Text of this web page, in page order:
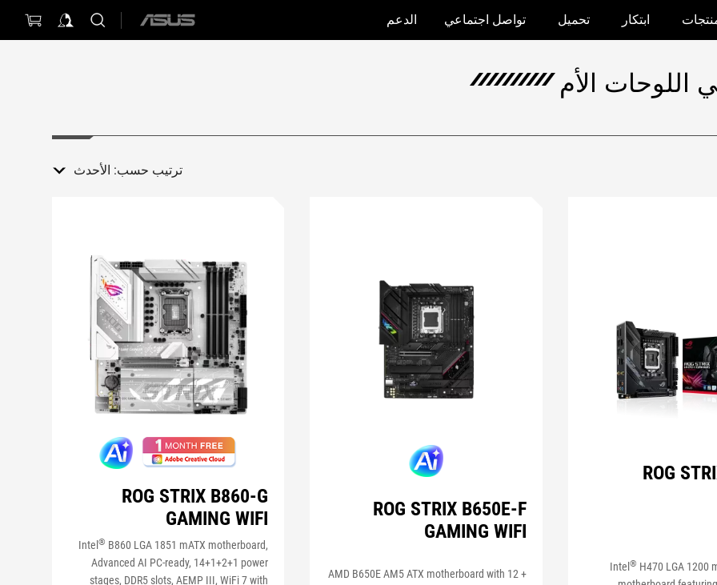
ابتكار تحميل تواصل اجتماعي الدعم
ASUS
ترتيب حسب: الأحدث
ROG
Intel® H470 LGA 1200
ROG STRIX B650E-F
GAMING WIFI
AMD B650E AM5 ATX motherboard with 12 +
ROG STRIX B860-G
GAMING WIFI
Intel® B860 LGA 1851 mATX motherboard,
Advanced AI PC-ready, 14+1+2+1 power
stages, DDR5 slots, AEMP III, WiFi 7 with